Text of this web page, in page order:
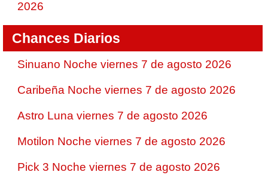
2026
Chances Diarios
Sinuano Noche viernes 7 de agosto 2026
Caribeña Noche viernes 7 de agosto 2026
Astro Luna viernes 7 de agosto 2026
Motilon Noche viernes 7 de agosto 2026
Pick 3 Noche viernes 7 de agosto 2026